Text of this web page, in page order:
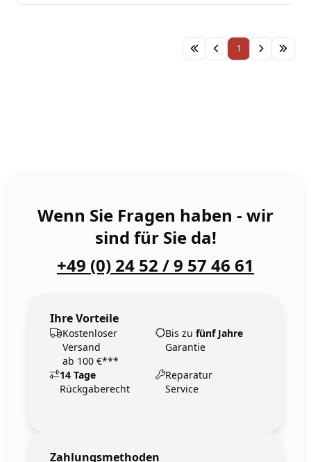
1
Wenn Sie Fragen haben - wir
sind für Sie da!
+49 (0) 24 52 / 9 57 46 61
Ihre Vorteile
Kostenloser
Versand
ab 100 €***
Bis zu fünf Jahre
Garantie
14 Tage
Rückgaberecht
Reparatur
Service
Zahlungsmethoden